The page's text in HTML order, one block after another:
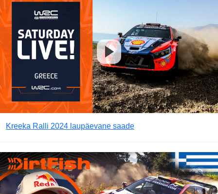
Kreeka Ralli 2024 laupäevane saade